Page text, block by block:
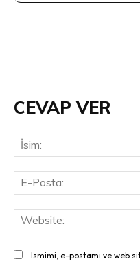
CEVAP VER
Ismimi, e-postamı ve web